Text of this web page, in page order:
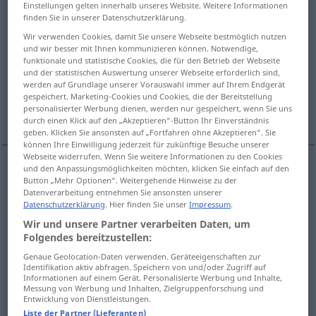
Übersicht aller Übersetzungen
(Für mehr Details die Übersetzung anklicken/antippen)
ändern, wechseln
einen OrtsWechsel vornehmen
ändern mudar
wechseln mudar (≈ sustituir)
einen (Orts)Wechselvornehmen mudarde
localidad
Einstellungen gelten innerhalb unseres Website. Weitere Informationen
finden Sie in unserer Datenschutzerklärung.
Wir verwenden Cookies, damit Sie unsere Webseite bestmöglich nutzen
und wir besser mit Ihnen kommunizieren können. Notwendige,
funktionale und statistische Cookies, die für den Betrieb der Webseite
und der statistischen Auswertung unserer Webseite erforderlich sind,
werden auf Grundlage unserer Vorauswahl immer auf Ihrem Endgerät
gespeichert. Marketing-Cookies und Cookies, die der Bereitstellung
personalisierter Werbung dienen, werden nur gespeichert, wenn Sie uns
durch einen Klick auf den „Akzeptieren“-Button Ihr Einverständnis
geben. Klicken Sie ansonsten auf „Fortfahren ohne Akzeptieren“. Sie
können Ihre Einwilligung jederzeit für zukünftige Besuche unserer
Webseite widerrufen. Wenn Sie weitere Informationen zu den Cookies
und den Anpassungsmöglichkeiten möchten, klicken Sie einfach auf den
Button „Mehr Optionen“. Weitergehende Hinweise zu der
Datenverarbeitung entnehmen Sie ansonsten unserer
Datenschutzerklärung. Hier finden Sie unserImpressum.
Wir und unsere Partner verarbeiten Daten, um
Folgendes bereitzustellen:
Genaue Geolocation-Daten verwenden. Geräteeigenschaften zur
Identifikation aktiv abfragen. Speichern von und/oder Zugriff auf
Informationen auf einem Gerät. Personalisierte Werbung und Inhalte,
Messung von Werbung und Inhalten, Zielgruppenforschung und
Entwicklung von Dienstleistungen.
Liste der Partner (Lieferanten)